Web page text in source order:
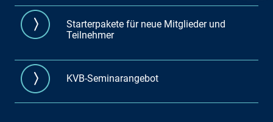
Starterpakete für neue Mitglieder und
Teilnehmer
KVB-Seminarangebot